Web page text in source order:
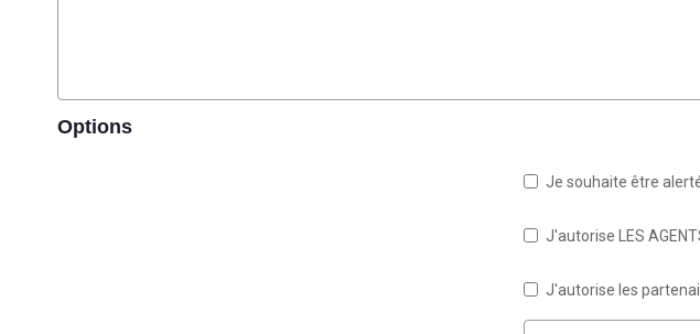
Options
Je souhaite être
J'autorise LES
J'autorise les